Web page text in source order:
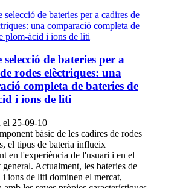
selecció de bateries per a
rodes elèctriques: una
completa de bateries de
i ions de liti
el 25-09-10
bàsic de les cadires de rodes
el tipus de bateria influeix
en l'experiència de l'usuari i en el
Actualment, les bateries de
i ions de liti dominen el mercat,